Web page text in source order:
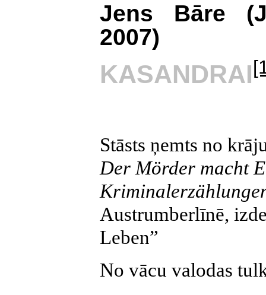
Jens Bāre
2007)
KASANDRAI
Stāsts ņemts no
Der Mörder macht
Austrumberlīnē,
Leben”
No vācu valodas